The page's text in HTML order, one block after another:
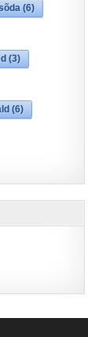
(6)
(3)
(6)